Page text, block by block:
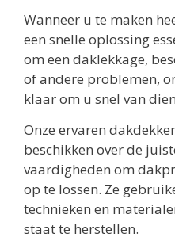
Wanneer u te maken
een snelle oplossing
om een daklekkage,
of andere problemen,
klaar om u snel van
Onze ervaren
beschikken over de
vaardigheden om
op te lossen. Ze
technieken en
staat te herstellen.